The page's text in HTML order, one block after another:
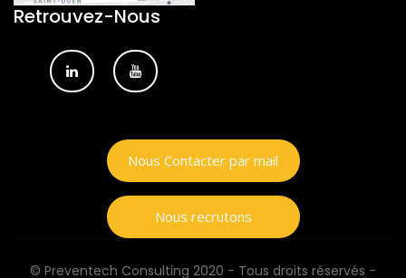
Retrouvez-Nous
Nous Contacter par mail
Nous recrutons
© Preventech Consulting 2020 - Tous droits réservés -